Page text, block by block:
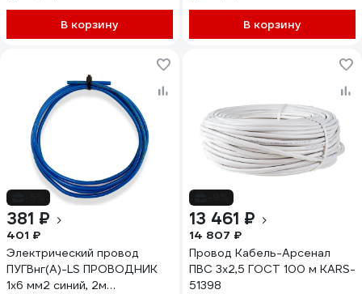
В корзину В корзину
381 ₽
401 ₽
Электрический провод
ПУГВнг(А)-LS ПРОВОДНИК
1x6 мм2 синий, 2м
13 461 ₽
14 807 ₽
Провод Кабель-Арсенал
ПВС 3х2,5 ГОСТ 100 м KARS-
51398